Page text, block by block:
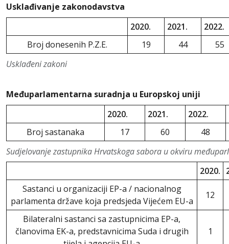
Usklađivanje zakonodavstva
Usklađeni zakoni
2020. 2021.
2022.
Broj donesenih P.Z.E.
19 44 55
Međuparlamentarna suradnja u Europskoj uniji
Sudjelovanje zastupnika Hrvatskoga sabora u okviru
2020. 2021. 2022.
Broj sastanaka
17 60 48
2020.
Sastanci u organizaciji EP-a / nacionalnog
parlamenta države koja predsjeda Vijećem EU-a
12
Bilateralni sastanci sa zastupnicima EP-a,
članovima EK-a, predstavnicima Suda i drugih
1